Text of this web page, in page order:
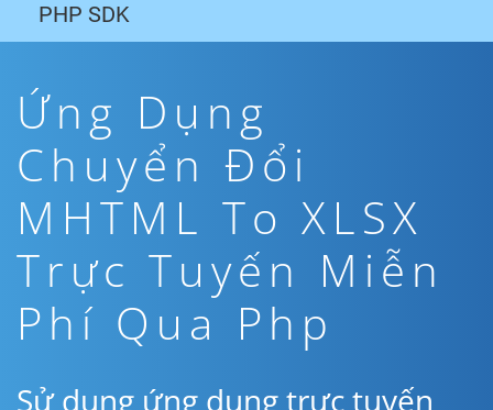
PHP SDK
Ứng Dụng
Chuyển Đổi
MHTML To XLSX
Trực Tuyến Miễn
Phí Qua Php
Sử dụng ứng dụng trực tuyến